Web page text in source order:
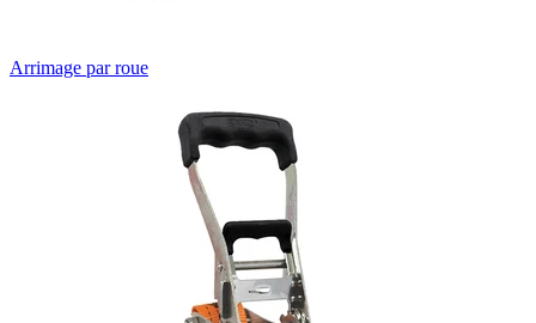
Arrimage par roue